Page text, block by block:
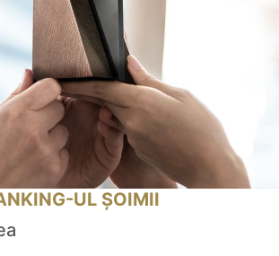
UL ȘOIMII